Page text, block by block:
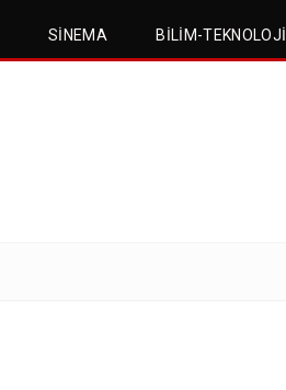
SINEMA BILIM-TEKNOLOJI